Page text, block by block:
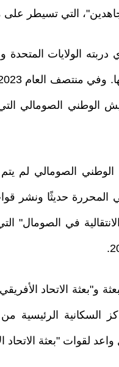
التي تسيطر
دربته الولايات
الوطني الصومالي
الوطني الصومالي لم
المحررة حديثًا
أدت هذه البعثة و"بعثة
السكانية الرئيسية
لقوات "بعثة الاتحاد